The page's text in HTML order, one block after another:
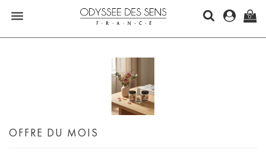
 0
OFFRE DU MOIS